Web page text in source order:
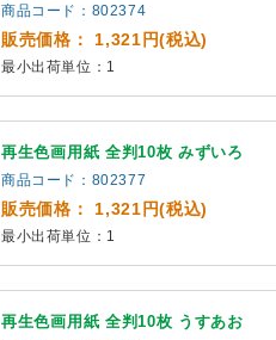
商品コード：802374
販売価格： 1,321円(税込)
最小出荷単位：1
再生色画用紙 全判10枚 みずいろ
商品コード：802377
販売価格： 1,321円(税込)
最小出荷単位：1
再生色画用紙 全判10枚 うすあお